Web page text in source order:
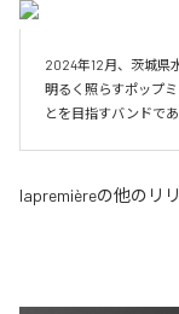
2024年12月、茨城県
明るく照らすポップ
とを目指すバンドであ
lapremièreの他のリ